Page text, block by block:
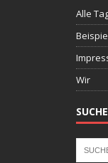
Alle
Wir
SUCHE